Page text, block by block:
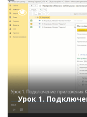
14332
Урок 1.